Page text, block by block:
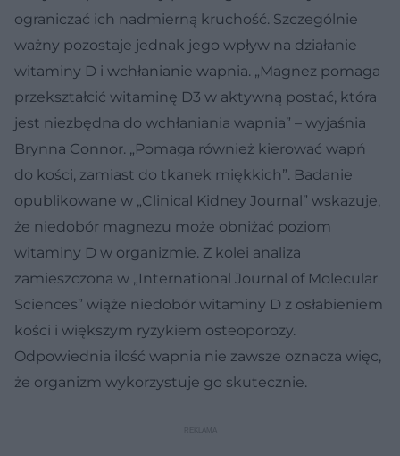
ograniczać ich nadmierną kruchość. Szczególnie
ważny pozostaje jednak jego wpływ na działanie
witaminy D i wchłanianie wapnia. „Magnez pomaga
przekształcić witaminę D3 w aktywną postać, która
jest niezbędna do wchłaniania wapnia” – wyjaśnia
Brynna Connor. „Pomaga również kierować wapń
do kości, zamiast do tkanek miękkich”. Badanie
opublikowane w „Clinical Kidney Journal” wskazuje,
że niedobór magnezu może obniżać poziom
witaminy D w organizmie. Z kolei analiza
zamieszczona w „International Journal of Molecular
Sciences” wiąże niedobór witaminy D z osłabieniem
kości i większym ryzykiem osteoporozy.
Odpowiednia ilość wapnia nie zawsze oznacza więc,
że organizm wykorzystuje go skutecznie.